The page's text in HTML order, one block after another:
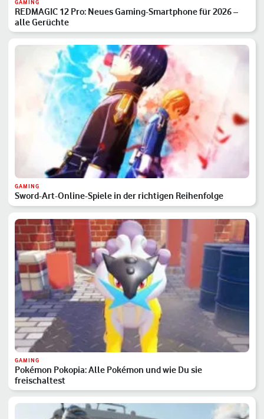
GAMING
REDMAGIC 12 Pro: Neues Gaming-Smartphone für 2026 –
alle Gerüchte
GAMING
Sword-Art-Online-Spiele in der richtigen Reihenfolge
GAMING
Pokémon Pokopia: Alle Pokémon und wie Du sie
freischaltest